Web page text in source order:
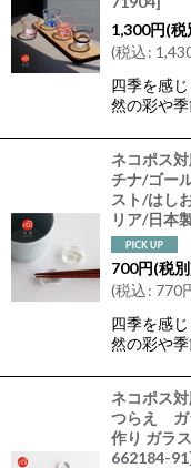
1,300円(税
(税込:
四季を感
然の彩や
ネコポス
チナ/ゴー
スト/はし
リア/日本
700円(税
(税込: 770
四季を感
然の彩や
ネコポス
つらえ ガ
作り ガラ
662184-91